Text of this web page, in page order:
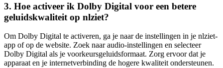
3. Hoe activeer ik Dolby Digital voor een betere
geluidskwaliteit op nlziet?
Om Dolby Digital te activeren, ga je naar de instellingen in je nlziet-
app of op de website. Zoek naar audio-instellingen en selecteer
Dolby Digital als je voorkeursgeluidsformaat. Zorg ervoor dat je
apparaat en je internetverbinding de hogere kwaliteit ondersteunen.